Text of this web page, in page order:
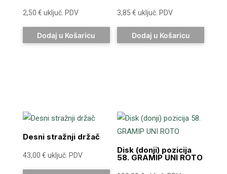
2,50 € uključ. PDV
Dodaj u Košaricu
3,85€ uključ. PDV
Dodaj u Košaricu
Desni stražnji držač
43,00 € uključ. PDV
Disk (donji) pozicija
58. GRAMIP UNI ROTO